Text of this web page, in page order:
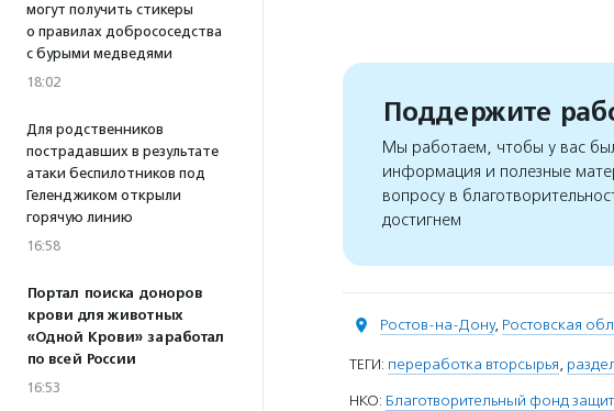
могут получить стикеры
о правилах добрососедства
с бурыми медведями
18:02
Для родственников
пострадавших в результате
атаки беспилотников под
Геленджиком открыли
горячую линию
16:58
Портал поиска доноров
крови для животных
«Одной Крови» заработал
по всей России
16:53
Поддержите
Мы работаем, чтобы у вас
информация и полезные
вопросу в
достигнем
Ростов-на-Дону, Ростовская
ТЕГИ: переработка вторсырья,
НКО: Благотворительный фонд